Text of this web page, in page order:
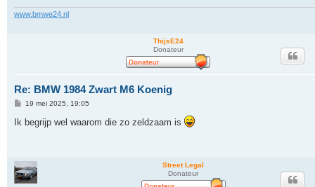
www.bmwe24.nl
ThijsE24
Donateur
Re: BMW 1984 Zwart M6 Koenig
B19 mei 2025, 19:05
Ik begrijp wel waarom die zo zeldzaam is
Street Legal
Donateur